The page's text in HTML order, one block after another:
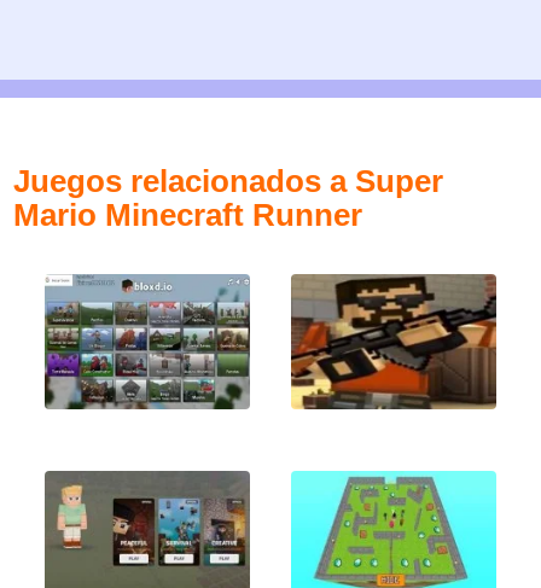
Juegos relacionados a Super
Mario Minecraft Runner